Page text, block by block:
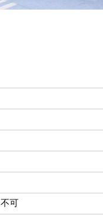
不可